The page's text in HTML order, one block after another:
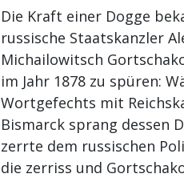
Die Kraft einer Dogge
russische Staatskanzler
Michailowitsch
im Jahr 1878 zu spüren:
Wortgefechts mit
Bismarck sprang dessen
zerrte dem russischen
die zerriss und